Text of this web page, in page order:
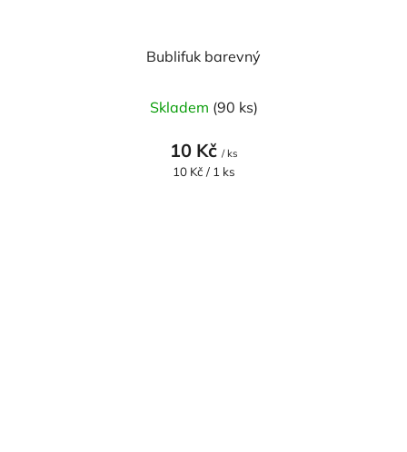
Bublifuk barevný
Skladem (90 ks)
10 Kč / ks
Měrná
10 Kč / 1 ks